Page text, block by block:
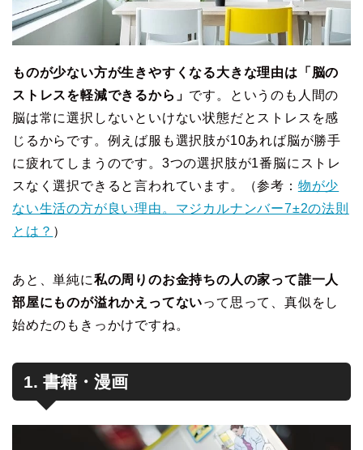
ものが少ない方が生きやすくなる大きな理由は「脳の
ストレスを軽減できるから」 です。というのも人間の
脳は常に選択しないといけない状態だとストレスを感
じるからです。例えば服も選択肢が10あれば脳が勝手
に疲れてしまうのです。3つの選択肢が1番脳にストレ
スなく選択できると言われています。（参考： 物が少
ない生活の方が良い理由。マジカルナンバー7±2の法則
とは？ ）
あと、単純に私の周りのお金持ちの人の家って誰一人
部屋にものが溢れかえってないって思って、真似をし
始めたのもきっかけですね。
1. 書籍・漫画